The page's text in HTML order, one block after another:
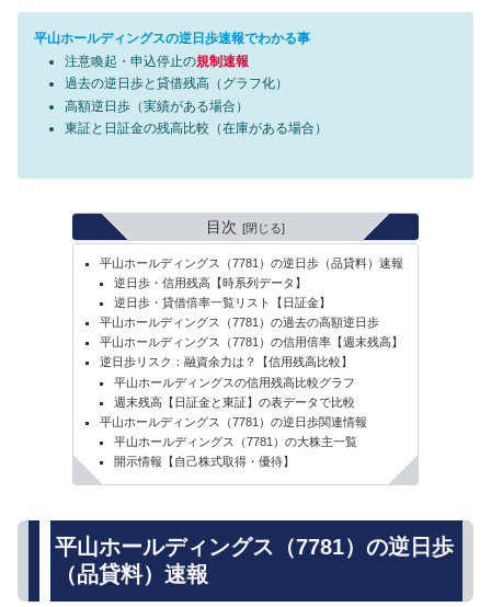
平山ホールディングスの逆日歩速報でわかる事
注意喚起・申込停止の規制速報
過去の逆日歩と貸借残高（グラフ化）
高額逆日歩（実績がある場合）
東証と日証金の残高比較（在庫がある場合）
目次
平山ホールディングス（7781）の逆日歩（品貸料）速報
逆日歩・信用残高【時系列データ】
逆日歩・貸借倍率一覧リスト【日証金】
平山ホールディングス（7781）の過去の高額逆日歩
平山ホールディングス（7781）の信用倍率【週末残高】
逆日歩リスク：融資余力は？【信用残高比較】
平山ホールディングスの信用残高比較グラフ
週末残高【日証金と東証】の表データで比較
平山ホールディングス（7781）の逆日歩関連情報
平山ホールディングス（7781）の大株主一覧
開示情報【自己株式取得・優待】
平山ホールディングス（7781）の逆日歩
（品貸料）速報